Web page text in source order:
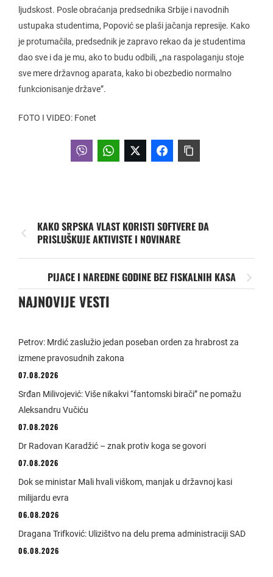
ljudskost. Posle obraćanja predsednika Srbije i navodnih
ustupaka studentima, Popović se plaši jačanja represije. Kako
je protumačila, predsednik je zapravo rekao da je studentima
dao sve i da je mu, ako to budu odbili, „na raspolaganju stoje
sve mere državnog aparata, kako bi obezbedio normalno
funkcionisanje države”.
FOTO I VIDEO: Fonet
KAKO SRPSKA VLAST KORISTI SOFTVERE DA
PRISLUŠKUJE AKTIVISTE I NOVINARE
PIJACE I NAREDNE GODINE BEZ FISKALNIH KASA
NAJNOVIJE VESTI
Petrov: Mrdić zaslužio jedan poseban orden za hrabrost za
izmene pravosudnih zakona
07.08.2026
Srđan Milivojević: Više nikakvi “fantomski birači” ne pomažu
Aleksandru Vučiću
07.08.2026
Dr Radovan Karadžić – znak protiv koga se govori
07.08.2026
Dok se ministar Mali hvali viškom, manjak u državnoj kasi
milijardu evra
06.08.2026
Dragana Trifković: Ulizištvo na delu prema administraciji SAD
06.08.2026